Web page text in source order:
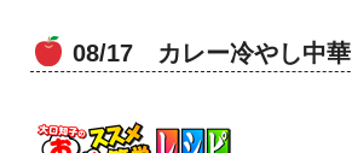
08/17 カレー冷やし中華